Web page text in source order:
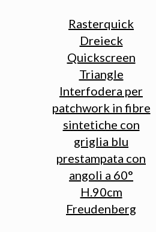
Rasterquick
Dreieck
Quickscreen
Triangle
Interfodera per
patchwork in fibre
sintetiche con
griglia blu
prestampata con
angoli a 60°
H.90cm
Freudenberg